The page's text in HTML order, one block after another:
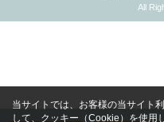
All
当サイトでは、お客様の当サイト
して、クッキー（Cookie）を使用